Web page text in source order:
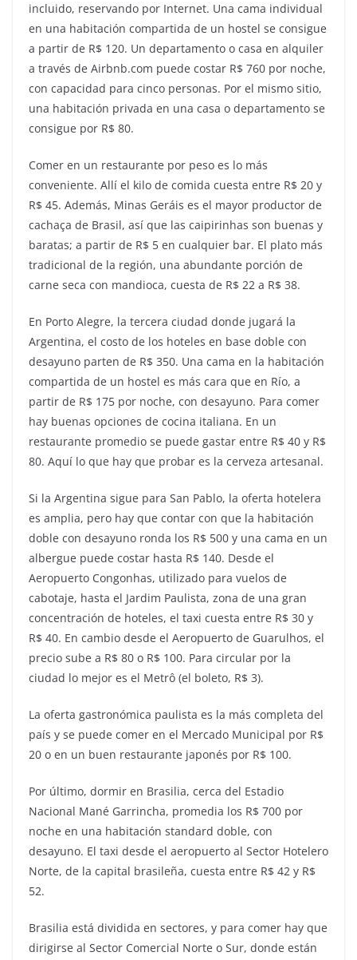
incluido, reservando por Internet. Una cama individual
en una habitación compartida de un hostel se consigue
a partir de R$ 120. Un departamento o casa en alquiler
a través de Airbnb.com puede costar R$ 760 por noche,
con capacidad para cinco personas. Por el mismo sitio,
una habitación privada en una casa o departamento se
consigue por R$ 80.
Comer en un restaurante por peso es lo más
conveniente. Allí el kilo de comida cuesta entre R$ 20 y
R$ 45. Además, Minas Geráis es el mayor productor de
cachaça de Brasil, así que las caipirinhas son buenas y
baratas; a partir de R$ 5 en cualquier bar. El plato más
tradicional de la región, una abundante porción de
carne seca con mandioca, cuesta de R$ 22 a R$ 38.
En Porto Alegre, la tercera ciudad donde jugará la
Argentina, el costo de los hoteles en base doble con
desayuno parten de R$ 350. Una cama en la habitación
compartida de un hostel es más cara que en Río, a
partir de R$ 175 por noche, con desayuno. Para comer
hay buenas opciones de cocina italiana. En un
restaurante promedio se puede gastar entre R$ 40 y R$
80. Aquí lo que hay que probar es la cerveza artesanal.
Si la Argentina sigue para San Pablo, la oferta hotelera
es amplia, pero hay que contar con que la habitación
doble con desayuno ronda los R$ 500 y una cama en un
albergue puede costar hasta R$ 140. Desde el
Aeropuerto Congonhas, utilizado para vuelos de
cabotaje, hasta el Jardim Paulista, zona de una gran
concentración de hoteles, el taxi cuesta entre R$ 30 y
R$ 40. En cambio desde el Aeropuerto de Guarulhos, el
precio sube a R$ 80 o R$ 100. Para circular por la
ciudad lo mejor es el Metrô (el boleto, R$ 3).
La oferta gastronómica paulista es la más completa del
país y se puede comer en el Mercado Municipal por R$
20 o en un buen restaurante japonés por R$ 100.
Por último, dormir en Brasilia, cerca del Estadio
Nacional Mané Garrincha, promedia los R$ 700 por
noche en una habitación standard doble, con
desayuno. El taxi desde el aeropuerto al Sector Hotelero
Norte, de la capital brasileña, cuesta entre R$ 42 y R$
52.
Brasilia está dividida en sectores, y para comer hay que
dirigirse al Sector Comercial Norte o Sur, donde están